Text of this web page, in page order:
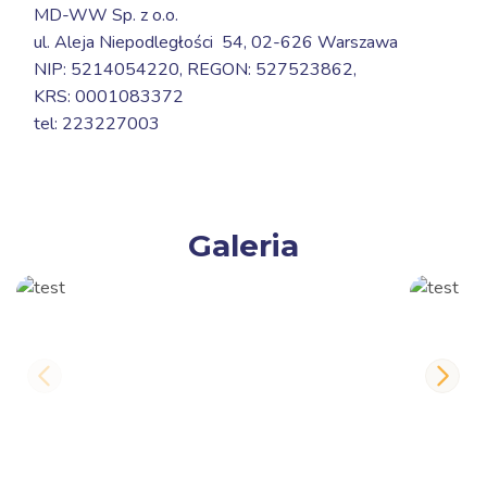
MD-WW Sp. z o.o.
ul. Aleja Niepodległości 54, 02-626 Warszawa
NIP: 5214054220, REGON: 527523862,
KRS: 0001083372
tel: 223227003
Galeria